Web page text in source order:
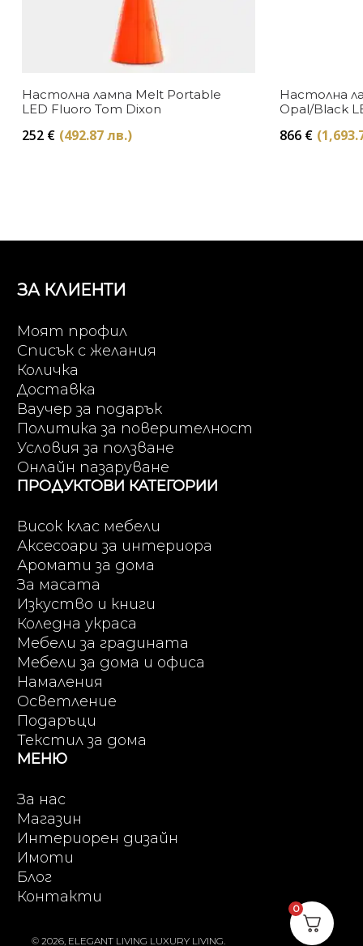
Настолна лампа Melt Portable
LED Fluoro Tom Dixon
252 € (492.87 лв.)
Настолна
Opal/Black
866 €
ЗА КЛИЕНТИ
Моят профил
Списък с желания
Количка
Доставка
Ваучер за подарък
Политика за поверителност
Условия за ползване
Онлайн пазаруване
ПРОДУКТОВИ КАТЕГОРИИ
Висок клас мебели
Аксесоари за интериора
Аромати за дома
За масата
Изкуство и книги
Коледна украса
Мебели за градината
Мебели за дома и офиса
Намаления
Осветление
Подаръци
Текстил за дома
МЕНЮ
За нас
Магазин
Интериорен дизайн
Имоти
Блог
Контакти
© 2026, ELEGANT LIVING LUXURY LIVING.
0